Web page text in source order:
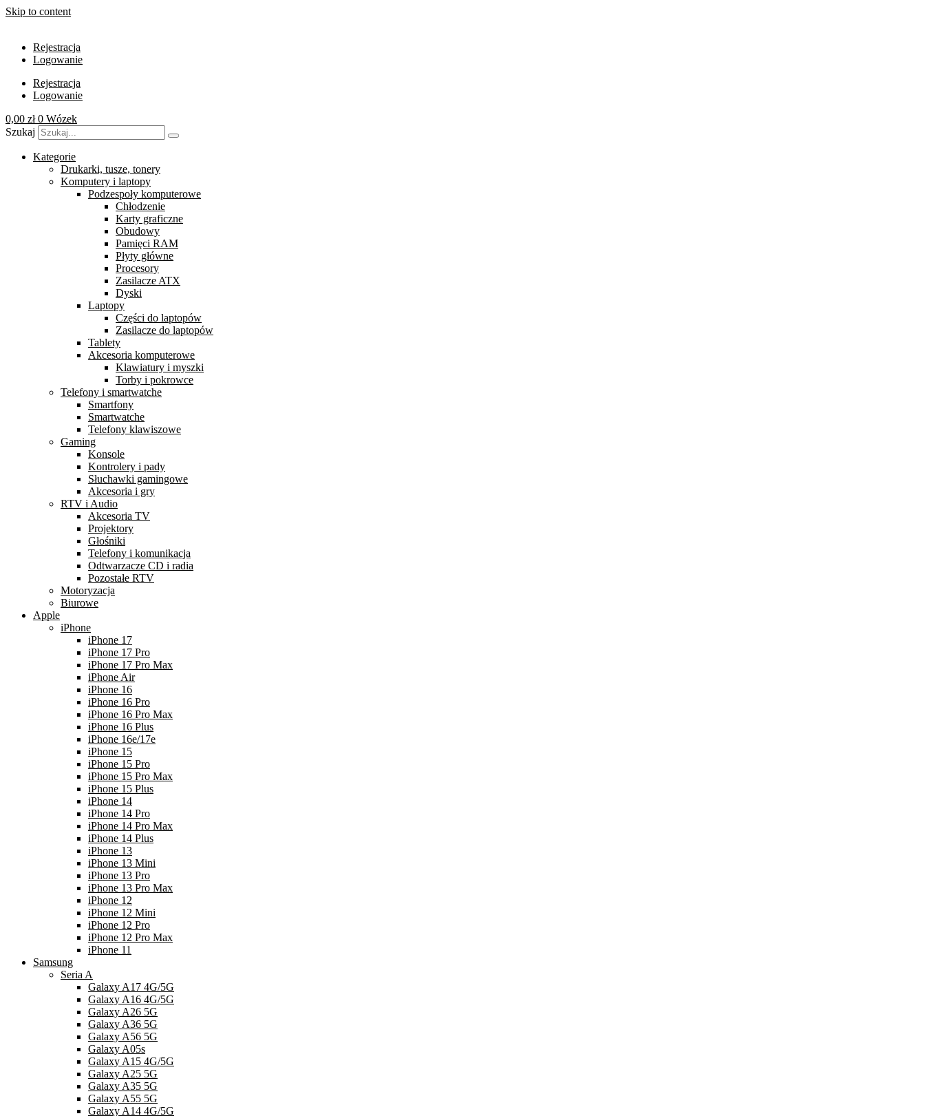
Skip to content
Rejestracja
Logowanie
Rejestracja
Logowanie
0,00 zł 0 Wózek
Szukaj
Kategorie
Drukarki, tusze, tonery
Komputery i laptopy
Podzespoły komputerowe
Chłodzenie
Karty graficzne
Obudowy
Pamięci RAM
Płyty główne
Procesory
Zasilacze ATX
Dyski
Laptopy
Części do laptopów
Zasilacze do laptopów
Tablety
Akcesoria komputerowe
Klawiatury i myszki
Torby i pokrowce
Telefony i smartwatche
Smartfony
Smartwatche
Telefony klawiszowe
Gaming
Konsole
Kontrolery i pady
Słuchawki gamingowe
Akcesoria i gry
RTV i Audio
Akcesoria TV
Projektory
Głośniki
Telefony i komunikacja
Odtwarzacze CD i radia
Pozostałe RTV
Motoryzacja
Biurowe
Apple
iPhone
iPhone 17
iPhone 17 Pro
iPhone 17 Pro Max
iPhone Air
iPhone 16
iPhone 16 Pro
iPhone 16 Pro Max
iPhone 16 Plus
iPhone 16e/17e
iPhone 15
iPhone 15 Pro
iPhone 15 Pro Max
iPhone 15 Plus
iPhone 14
iPhone 14 Pro
iPhone 14 Pro Max
iPhone 14 Plus
iPhone 13
iPhone 13 Mini
iPhone 13 Pro
iPhone 13 Pro Max
iPhone 12
iPhone 12 Mini
iPhone 12 Pro
iPhone 12 Pro Max
iPhone 11
Samsung
Seria A
Galaxy A17 4G/5G
Galaxy A16 4G/5G
Galaxy A26 5G
Galaxy A36 5G
Galaxy A56 5G
Galaxy A05s
Galaxy A15 4G/5G
Galaxy A25 5G
Galaxy A35 5G
Galaxy A55 5G
Galaxy A14 4G/5G